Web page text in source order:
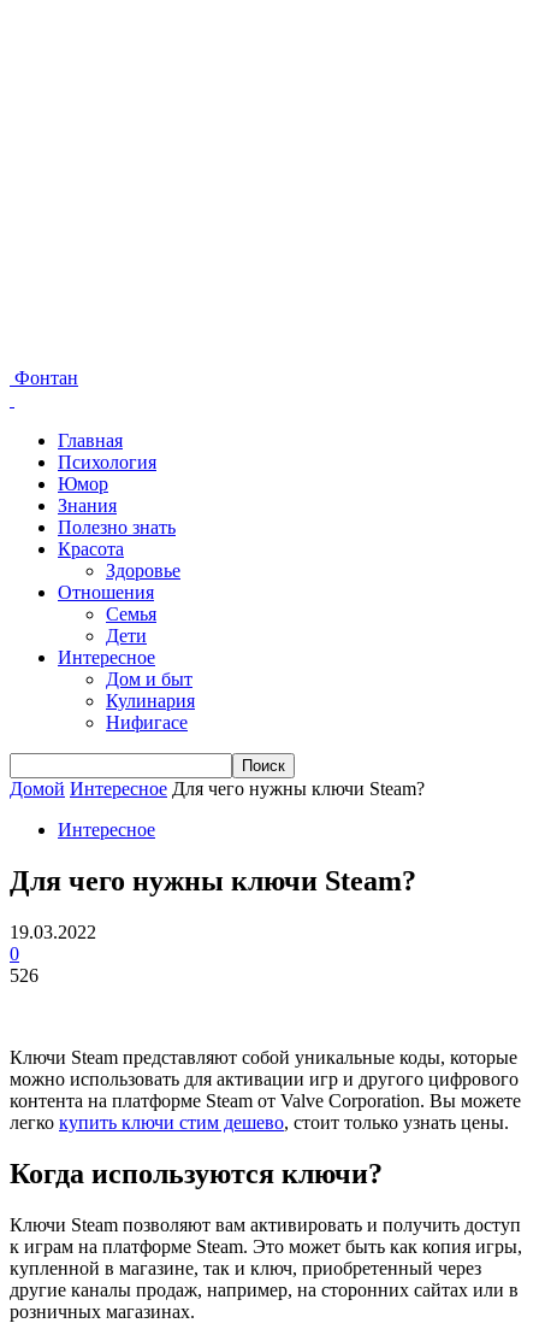
Фонтан
Главная
Психология
Юмор
Знания
Полезно знать
Красота
Здоровье
Отношения
Семья
Дети
Интересное
Дом и быт
Кулинария
Нифигасе
Домой Интересное Для чего нужны ключи Steam?
Интересное
Для чего нужны ключи Steam?
19.03.2022
0
526
Ключи Steam представляют собой уникальные коды, которые
можно использовать для активации игр и другого цифрового
контента на платформе Steam от Valve Corporation. Вы можете
легко купить ключи стим дешево, стоит только узнать цены.
Когда используются ключи?
Ключи Steam позволяют вам активировать и получить доступ
к играм на платформе Steam. Это может быть как копия игры,
купленной в магазине, так и ключ, приобретенный через
другие каналы продаж, например, на сторонних сайтах или в
розничных магазинах.